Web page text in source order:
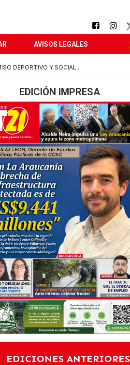
AVISOS LEGALES
DEPORTIVO Y SOCIAL...
EDICIÓN IMPRESA
EDICIONES ANTERIORES